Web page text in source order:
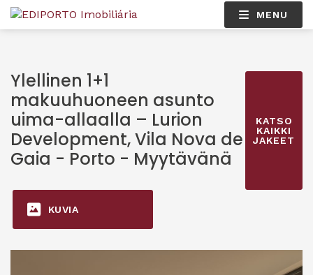
MENU
Ylellinen 1+1
makuuhuoneen asunto
uima-allaalla – Lurion
Development, Vila Nova de
Gaia - Porto - Myytävänä
KATSO
KAIKKI
JAKEET
KUVIA